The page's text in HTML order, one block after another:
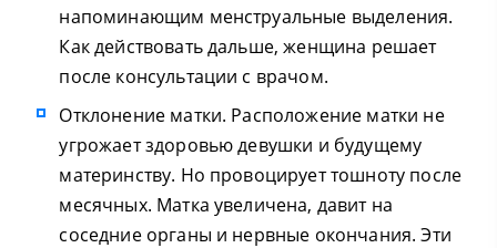
напоминающим менструальные выделения.
Как действовать дальше, женщина решает
после консультации с врачом.
Отклонение матки. Расположение матки не
угрожает здоровью девушки и будущему
материнству. Но провоцирует тошноту после
месячных. Матка увеличена, давит на
соседние органы и нервные окончания. Эти